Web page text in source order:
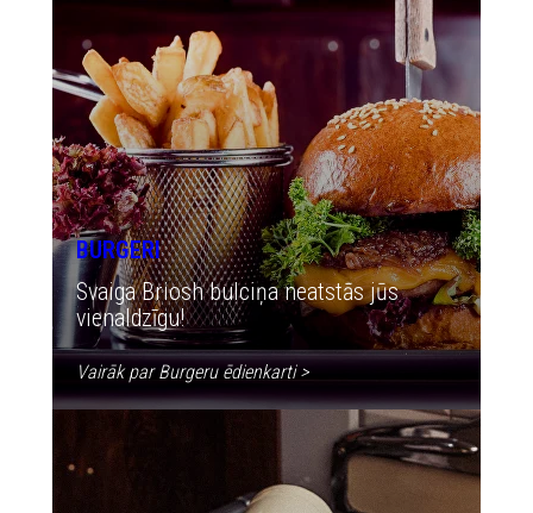
BURGERI
Svaiga Briosh bulciņa neatstās jūs
vienaldzīgu!
Vairāk par Burgeru ēdienkarti>